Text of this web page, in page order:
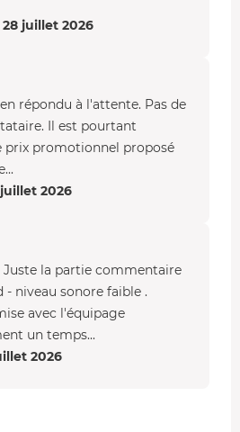
juillet 2026
répondu à l'attente. Pas de
Il est pourtant
prix promotionnel proposé
2026
Juste la partie commentaire
niveau sonore faible .
avec l'équipage
un temps...
2026